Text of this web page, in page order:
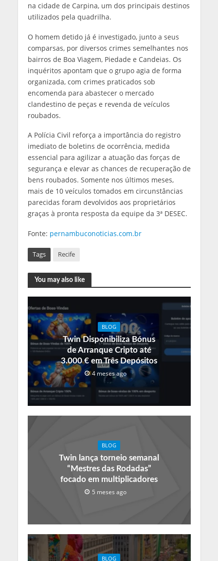
na cidade de Carpina, um dos principais destinos
utilizados pela quadrilha.
O homem detido já é investigado, junto a seus
comparsas, por diversos crimes semelhantes nos
bairros de Boa Viagem, Piedade e Candeias. Os
inquéritos apontam que o grupo agia de forma
organizada, com crimes praticados sob
encomenda para abastecer o mercado
clandestino de peças e revenda de veículos
roubados.
A Polícia Civil reforça a importância do registro
imediato de boletins de ocorrência, medida
essencial para agilizar a atuação das forças de
segurança e elevar as chances de recuperação de
bens roubados. Somente nos últimos meses,
mais de 10 veículos tomados em circunstâncias
parecidas foram devolvidos aos proprietários
graças à pronta resposta da equipe da 3ª DESEC.
Fonte: pernambuconoticias.com.br
Tags Recife
You may also like
BLOG
Twin Disponibiliza Bónus
de Arranque Cripto até
3.000 € em Três Depósitos
4 meses ago
BLOG
Twin lança torneio semanal
“Mestres das Rodadas”
focado em multiplicadores
5 meses ago
BLOG